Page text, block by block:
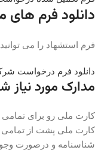
دانلود فرم های
فرم استشهاد را می توانید
دانلود فرم درخواست
مدارک مورد
کارت ملی رو برای
کارت ملی پشت از
شناسنامه و درصورت